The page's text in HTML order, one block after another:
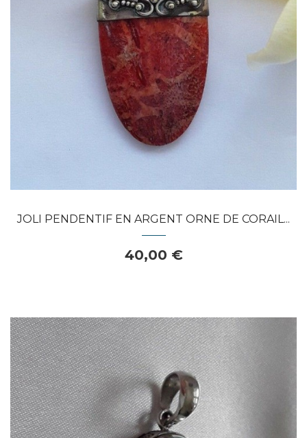
APERÇU RAPIDE
JOLI PENDENTIF EN ARGENT ORNE DE CORAIL...
40,00 €